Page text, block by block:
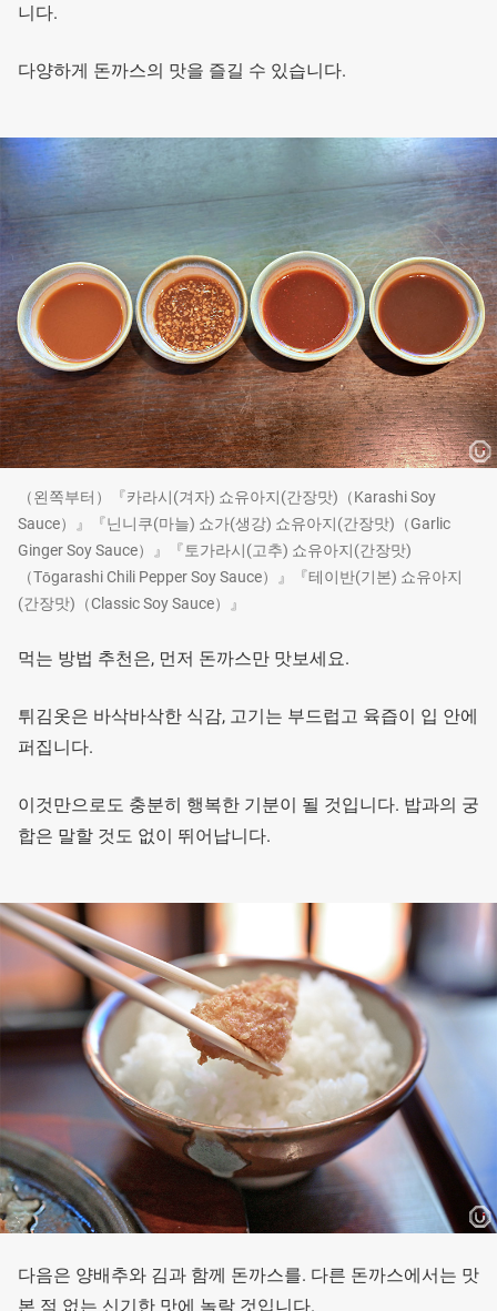
니다.
다양하게 돈까스의 맛을 즐길 수 있습니다.
（왼쪽부터）『카라시(겨자) 쇼유아지(간장맛)（Karashi Soy
Sauce）』『닌니쿠(마늘) 쇼가(생강) 쇼유아지(간장맛)（Garlic
Ginger Soy Sauce）』『토가라시(고추) 쇼유아지(간장맛)
（Tōgarashi Chili Pepper Soy Sauce）』『테이반(기본) 쇼유아지
(간장맛)（Classic Soy Sauce）』
먹는 방법 추천은, 먼저 돈까스만 맛보세요.
튀김옷은 바삭바삭한 식감, 고기는 부드럽고 육즙이 입 안에
퍼집니다.
이것만으로도 충분히 행복한 기분이 될 것입니다. 밥과의 궁
합은 말할 것도 없이 뛰어납니다.
다음은 양배추와 김과 함께 돈까스를. 다른 돈까스에서는 맛
본 적 없는 신기한 맛에 놀랄 것입니다.